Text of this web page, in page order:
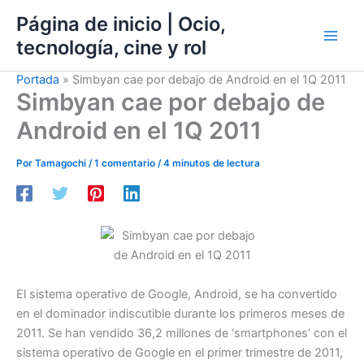
contenido
Página de inicio | Ocio,
tecnología, cine y rol
Portada » Simbyan cae por debajo de Android en el 1Q 2011
Simbyan cae por debajo de
Android en el 1Q 2011
Por Tamagochi /1 comentario /4 minutos de lectura
El sistema operativo de Google, Android, se ha convertido
en el dominador indiscutible durante los primeros meses de
2011. Se han vendido 36,2 millones de ‘smartphones’ con el
sistema operativo de Google en el primer trimestre de 2011,